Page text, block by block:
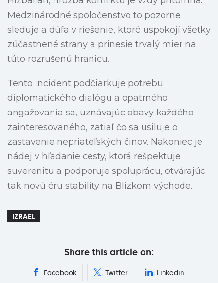
Medzinárodné spoločenstvo to pozorne
sleduje a dúfa v riešenie, ktoré uspokojí všetky
zúčastnené strany a prinesie trvalý mier na
túto rozrušenú hranicu.
Tento incident podčiarkuje potrebu
diplomatického dialógu a opatrného
angažovania sa, uznávajúc obavy každého
zainteresovaného, zatiaľ čo sa usiluje o
zastavenie nepriateľských činov. Nakoniec je
nádej v hľadanie cesty, ktorá rešpektuje
suverenitu a podporuje spoluprácu, otvárajúc
tak novú éru stability na Blízkom východe.
IZRAEL
Share this article on:
Facebook Twitter Linkedin